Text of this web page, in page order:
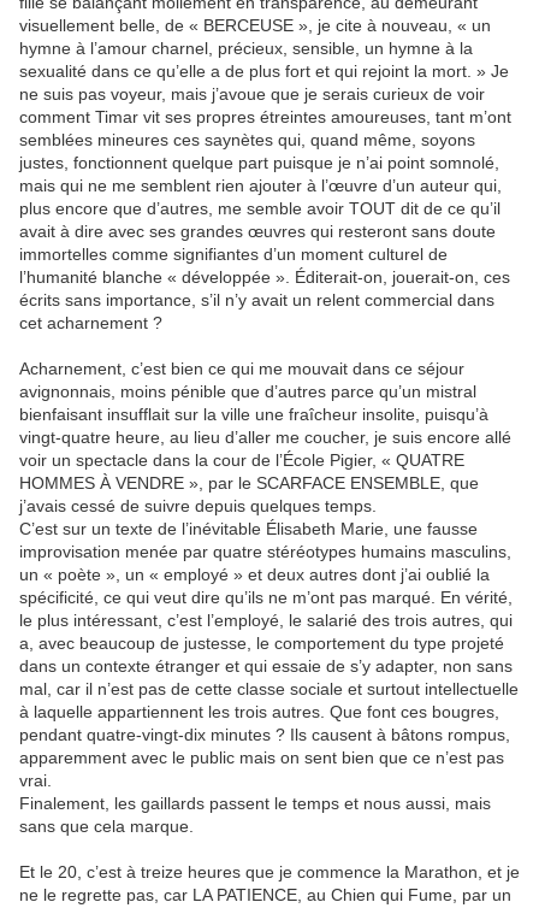
visuellement belle, de « BERCEUSE », je cite à nouveau, « un
hymne à l’amour charnel, précieux, sensible, un hymne à la
sexualité dans ce qu’elle a de plus fort et qui rejoint la mort. » Je
ne suis pas voyeur, mais j’avoue que je serais curieux de voir
comment Timar vit ses propres étreintes amoureuses, tant m’ont
semblées mineures ces saynètes qui, quand même, soyons
justes, fonctionnent quelque part puisque je n’ai point somnolé,
mais qui ne me semblent rien ajouter à l’œuvre d’un auteur qui,
plus encore que d’autres, me semble avoir TOUT dit de ce qu’il
avait à dire avec ses grandes œuvres qui resteront sans doute
immortelles comme signifiantes d’un moment culturel de
l’humanité blanche « développée ». Éditerait-on, jouerait-on, ces
écrits sans importance, s’il n’y avait un relent commercial dans
cet acharnement ?
Acharnement, c’est bien ce qui me mouvait dans ce séjour
avignonnais, moins pénible que d’autres parce qu’un mistral
bienfaisant insufflait sur la ville une fraîcheur insolite, puisqu’à
vingt-quatre heure, au lieu d’aller me coucher, je suis encore allé
voir un spectacle dans la cour de l’École Pigier, « QUATRE
HOMMES À VENDRE », par le SCARFACE ENSEMBLE, que
j’avais cessé de suivre depuis quelques temps.
C’est sur un texte de l’inévitable Élisabeth Marie, une fausse
improvisation menée par quatre stéréotypes humains masculins,
un « poète », un « employé » et deux autres dont j’ai oublié la
spécificité, ce qui veut dire qu’ils ne m’ont pas marqué. En vérité,
le plus intéressant, c’est l’employé, le salarié des trois autres, qui
a, avec beaucoup de justesse, le comportement du type projeté
dans un contexte étranger et qui essaie de s’y adapter, non sans
mal, car il n’est pas de cette classe sociale et surtout intellectuelle
à laquelle appartiennent les trois autres. Que font ces bougres,
pendant quatre-vingt-dix minutes ? Ils causent à bâtons rompus,
apparemment avec le public mais on sent bien que ce n’est pas
vrai.
Finalement, les gaillards passent le temps et nous aussi, mais
sans que cela marque.
Et le 20, c’est à treize heures que je commence la Marathon, et je
ne le regrette pas, car LA PATIENCE, au Chien qui Fume, par un